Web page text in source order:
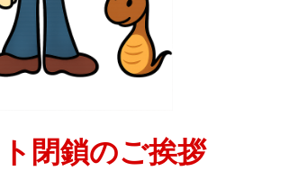
閉鎖のご挨拶